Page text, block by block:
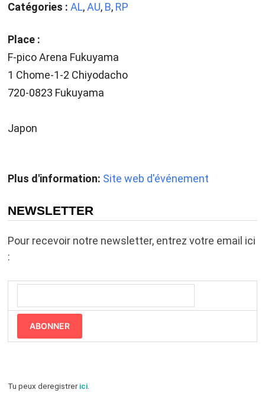
Catégories : AL,AU, B, RP
Place :
F-pico Arena Fukuyama
1 Chome-1-2 Chiyodacho
720-0823 Fukuyama
Japon
Plus d'information: Site web d'événement
NEWSLETTER
Pour recevoir notre newsletter, entrez votre email ici
:
ABONNER
Tu peux deregistrerici.